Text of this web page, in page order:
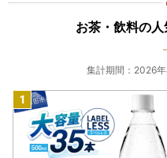
お茶・飲料の
集計期間：2026